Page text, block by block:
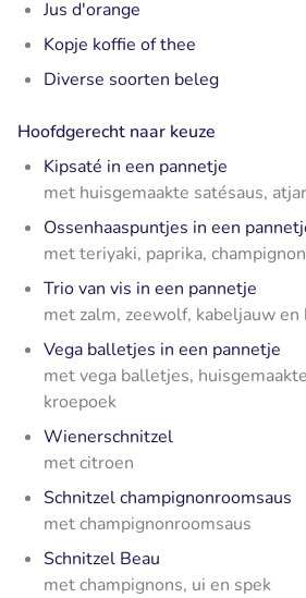
Jus d'orange
Kopje koffie of thee
Diverse soorten beleg
Hoofdgerecht naar keuze
Kipsaté in een pannetje
met huisgemaakte satésaus,
Ossenhaaspuntjes in een
met teriyaki, paprika,
Trio van vis in een pannetje
met zalm, zeewolf, kabeljauw en
Vega balletjes in een pannetje
met vega balletjes,
kroepoek
Wienerschnitzel
met citroen
Schnitzel champignonroomsaus
met champignonroomsaus
Schnitzel Beau
met champignons, ui en spek